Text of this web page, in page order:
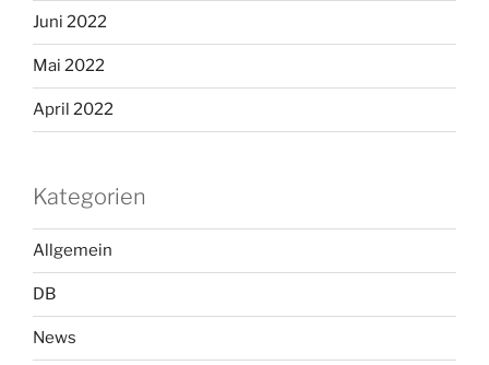
Juni 2022
Mai 2022
April 2022
Kategorien
Allgemein
DB
News